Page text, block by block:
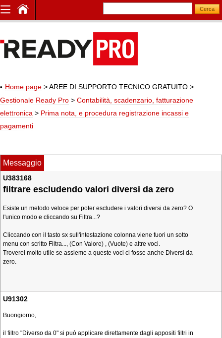
Home page > AREE DI SUPPORTO TECNICO GRATUITO >
Gestionale Ready Pro > Contabilità, scadenzario, fatturazione
elettronica > Prima nota, e procedura registrazione incassi e
pagamenti
Messaggio
U383168
filtrare escludendo valori diversi da zero
Esiste un metodo veloce per poter escludere i valori diversi da zero? O
l'unico modo e cliccando su Filtra...?
Cliccando con il tasto sx sull'intestazione colonna viene fuori un sotto
menu con scritto Filtra..., (Con Valore) , (Vuote) e altre voci.
Troverei molto utile se assieme a queste voci ci fosse anche Diversi da
zero.
U91302
Buongiorno,
il filtro "Diverso da 0" si può applicare direttamente dagli appositi filtri in